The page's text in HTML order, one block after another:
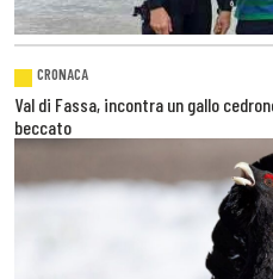
CRONACA
Val di Fassa, incontra un gallo
beccato